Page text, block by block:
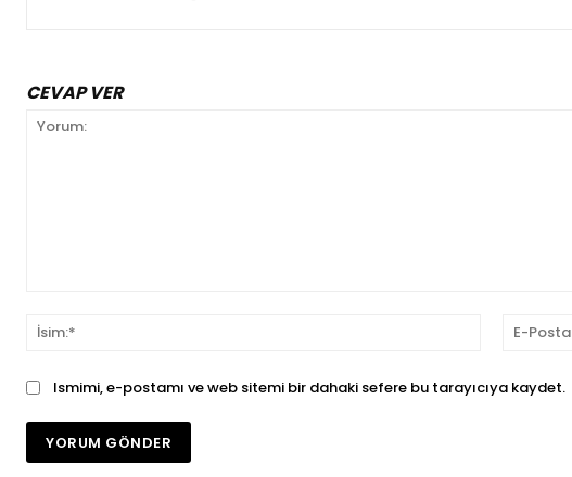
CEVAP VER
İsim:*
Ismimi, e-postamı ve web sitemi bir dahaki sefere bu tarayıcıya kaydet.